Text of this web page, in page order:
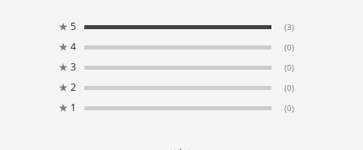
★ 5 (3)
★ 4 (0)
★ 3 (0)
★ 2 (0)
★ 1 (0)